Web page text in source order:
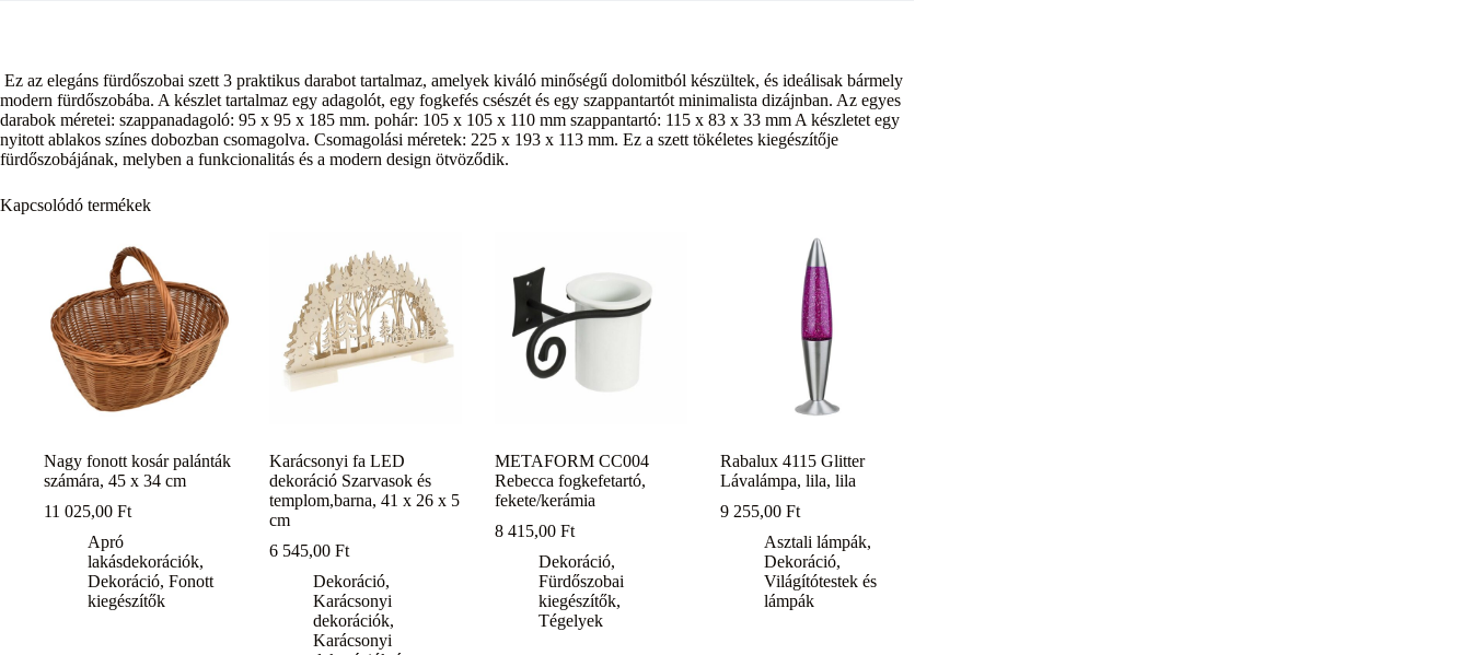
Ez az elegáns fürdőszobai szett 3 praktikus darabot tartalmaz, amelyek kiváló minőségű dolomitból készültek, és ideálisak bármely
modern fürdőszobába. A készlet tartalmaz egy adagolót, egy fogkefés csészét és egy szappantartót minimalista dizájnban. Az egyes
darabok méretei: szappanadagoló: 95 x 95 x 185 mm. pohár: 105 x 105 x 110 mm szappantartó: 115 x 83 x 33 mm A készletet egy
nyitott ablakos színes dobozban csomagolva. Csomagolási méretek: 225 x 193 x 113 mm. Ez a szett tökéletes kiegészítője
fürdőszobájának, melyben a funkcionalitás és a modern design ötvöződik.
Kapcsolódó termékek
Nagy fonott kosár palánták
számára, 45 x 34 cm
11 025,00 Ft
Apró
lakásdekorációk,
Dekoráció, Fonott
kiegészítők
Karácsonyi fa LED
dekoráció Szarvasok és
templom,barna, 41 x 26 x 5
cm
6 545,00Ft
Dekoráció,
Karácsonyi
dekorációk,
Karácsonyi
METAFORM CC004
Rebecca fogkefetartó,
fekete/kerámia
8 415,00Ft
Dekoráció,
Fürdőszobai
kiegészítők,
Tégelyek
Rabalux 4115 Glitter
Lávalámpa, lila, lila
9 255,00Ft
Asztali lámpák,
Dekoráció,
Világítótestek és
lámpák